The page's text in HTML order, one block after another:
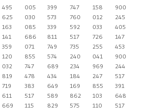
495 005 399 747 158
900
625 030 573 760 012
245
163 085 339 592 033
405
141 686 811 517 726
147
359 071 749 735 255
453
120 855 574 240 041
900
032 747 689 234 969
244
819 478 434 184 247
517
719 383 649 169 855
391
611 517 589 862 103
648
669 115 829 575 110
517